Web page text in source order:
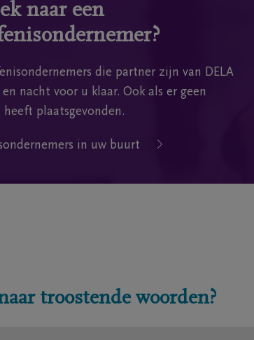
naar een
die partner zijn van DELA
nacht voor u klaar. Ook als er geen
plaatsgevonden.
in uw buurt
troostende woorden?